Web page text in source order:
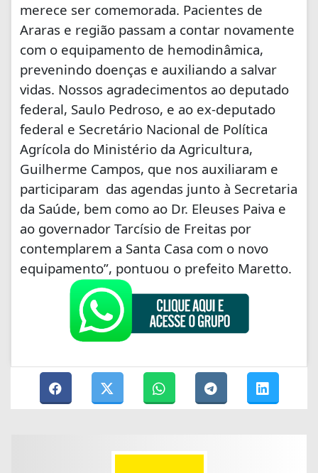
merece ser comemorada. Pacientes de
Araras e região passam a contar novamente
com o equipamento de hemodinâmica,
prevenindo doenças e auxiliando a salvar
vidas. Nossos agradecimentos ao deputado
federal, Saulo Pedroso, e ao ex-deputado
federal e Secretário Nacional de Política
Agrícola do Ministério da Agricultura,
Guilherme Campos, que nos auxiliaram e
participaram das agendas junto à Secretaria
da Saúde, bem como ao Dr. Eleuses Paiva e
ao governador Tarcísio de Freitas por
contemplarem a Santa Casa com o novo
equipamento”, pontuou o prefeito Maretto.